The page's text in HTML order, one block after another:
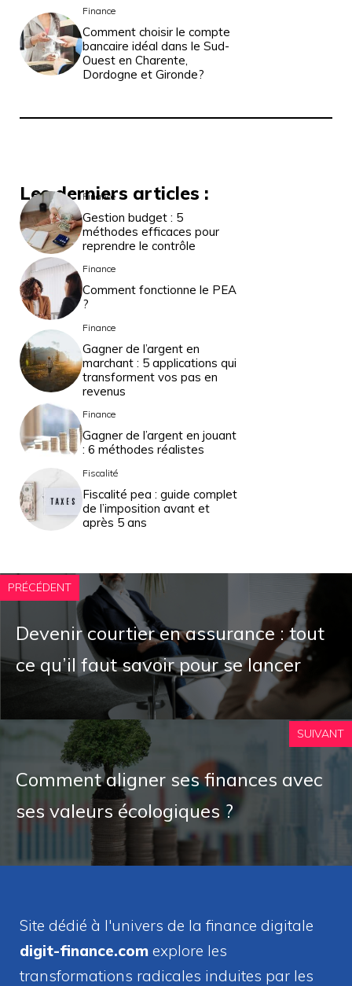
Finance
Comment choisir le compte
bancaire idéal dans le Sud-
Ouest en Charente,
Dordogne et Gironde?
Les derniers articles :
Finance
Gestion budget : 5
méthodes efficaces pour
reprendre le contrôle
Finance
Comment fonctionne le PEA
?
Finance
Gagner de l’argent en
marchant : 5 applications qui
transforment vos pas en
revenus
Finance
Gagner de l’argent en jouant
: 6 méthodes réalistes
Fiscalité
Fiscalité pea : guide complet
de l’imposition avant et
après 5 ans
PRÉCÉDENT
Devenir courtier en assurance : tout
ce qu’il faut savoir pour se lancer
SUIVANT
Comment aligner ses finances avec
ses valeurs écologiques ?
Site dédié à l'univers de la finance digitale
digit-finance.com explore les
transformations radicales induites par les